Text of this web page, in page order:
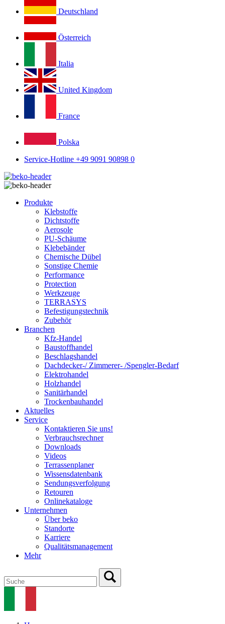
Deutschland
Österreich
Italia
United Kingdom
France
Polska
Service-Hotline +49 9091 90898 0
Produkte
Klebstoffe
Dichtstoffe
Aerosole
PU-Schäume
Klebebänder
Chemische Dübel
Sonstige Chemie
Performance
Protection
Werkzeuge
TERRASYS
Befestigungstechnik
Zubehör
Branchen
Kfz-Handel
Baustoffhandel
Beschlagshandel
Dachdecker-/ Zimmerer- /Spengler-Bedarf
Elektrohandel
Holzhandel
Sanitärhandel
Trockenbauhandel
Aktuelles
Service
Kontaktieren Sie uns!
Verbrauchsrechner
Downloads
Videos
Terrassenplaner
Wissensdatenbank
Sendungsverfolgung
Retouren
Onlinekataloge
Unternehmen
Über beko
Standorte
Karriere
Qualitätsmanagement
Mehr